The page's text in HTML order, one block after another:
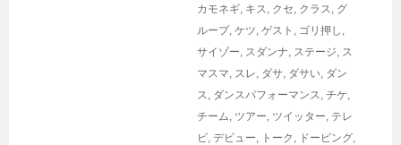
カモネギ, キス, クセ, クラス, グ
ループ, ケツ, ゲスト , ゴリ押し ,
サイゾー, スダンナ, ステージ, ス
マスマ, スレ, ダサ, ダサい, ダン
ス, ダンスパフォーマンス, チケ,
チーム, ツアー, ツイッター, テレ
ビ, デビュー, トーク , ドーピング,